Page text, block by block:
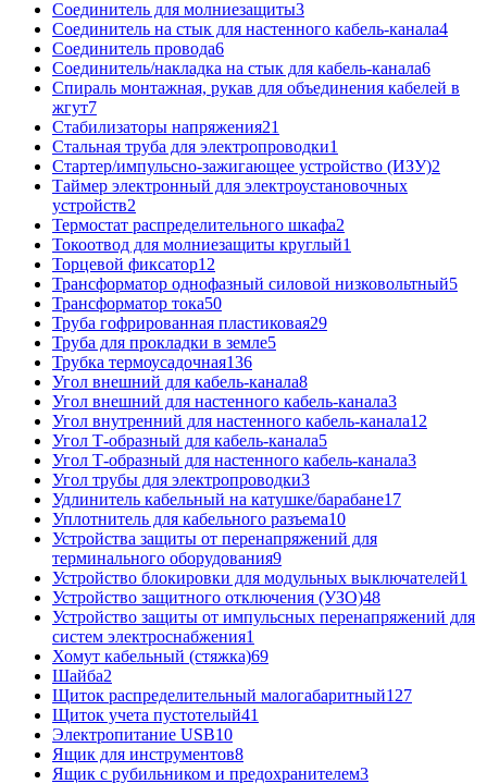
Соединитель для молниезащиты3
Соединитель на стык для настенного кабель-канала4
Соединитель провода6
Соединитель/накладка на стык для кабель-канала6
Спираль монтажная, рукав для объединения кабелей в
жгут7
Стабилизаторы напряжения21
Стальная труба для электропроводки1
Стартер/импульсно-зажигающее устройство (ИЗУ)2
Таймер электронный для электроустановочных
устройств2
Термостат распределительного шкафа2
Токоотвод для молниезащиты круглый1
Торцевой фиксатор12
Трансформатор однофазный силовой низковольтный5
Трансформатор тока50
Труба гофрированная пластиковая29
Труба для прокладки в земле5
Трубка термоусадочная136
Угол внешний для кабель-канала8
Угол внешний для настенного кабель-канала3
Угол внутренний для настенного кабель-канала12
Угол Т-образный для кабель-канала5
Угол Т-образный для настенного кабель-канала3
Угол трубы для электропроводки3
Удлинитель кабельный на катушке/барабане17
Уплотнитель для кабельного разъема10
Устройства защиты от перенапряжений для
терминального оборудования9
Устройство блокировки для модульных выключателей1
Устройство защитного отключения (УЗО)48
Устройство защиты от импульсных перенапряжений для
систем электроснабжения1
Хомут кабельный (стяжка)69
Шайба2
Щиток распределительный малогабаритный127
Щиток учета пустотелый41
Электропитание USB10
Ящик для инструментов8
Ящик с рубильником и предохранителем3